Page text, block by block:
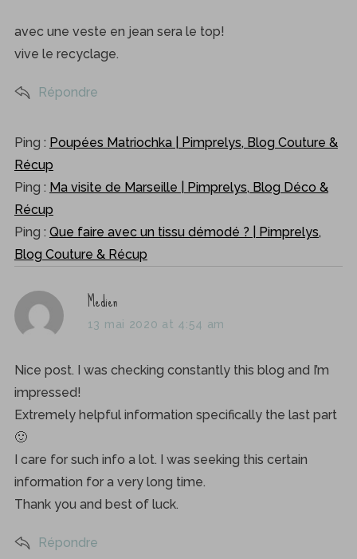
s
:
avec une veste en jean sera le top!
vive le recyclage.
Répondre
Ping : Poupées Matriochka | Pimprelys, Blog Couture &
Récup
Ping : Ma visite de Marseille | Pimprelys, Blog Déco &
Récup
Ping : Que faire avec un tissu démodé ? | Pimprelys,
Blog Couture & Récup
s
a
s
Medien
13 mai 2020 at 4:54 am
Nice post. I was checking constantly this blog and I’m
impressed!
Extremely helpful information specifically the last part
🙂
I care for such info a lot. I was seeking this certain
information for a very long time.
Thank you and best of luck.
Répondre